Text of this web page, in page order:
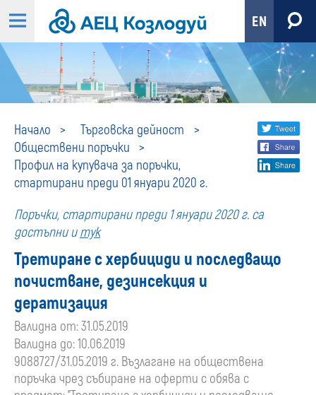
EN
Начало
Търговска дейност
Обществени поръчки
Профил на купувача за поръчки,
стартирани преди 01 януари 2020 г.
Профил
на
купувача
поръчки,
01
Share
social
Поръчки, стартирани преди 1 януари 2020 г. са
достъпни итук
Третиране с хербициди и последващо
почистване, дезинсекция и
дератизация
Валидна от: 31.05.2019
Валидна до: 10.06.2019
9088727/31.05.2019 г. Възлагане на обществена
поръчка чрез събиране на оферти с обява с